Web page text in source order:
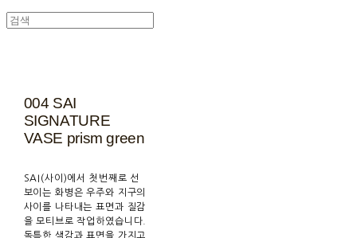
004 SAI
SIGNATURE
VASE prism green
SAI(사이)에서 첫번째로 선
보이는 화병은 우주와 지구의
사이를 나타내는 표면과 질감
을 모티브로 작업하였습니다.
독특한 색감과 표면을 가지고